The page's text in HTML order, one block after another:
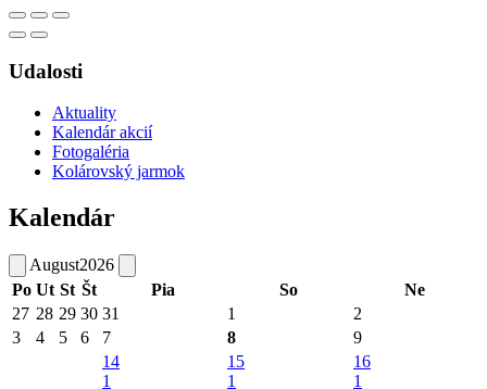
Udalosti
Aktuality
Kalendár akcií
Fotogaléria
Kolárovský jarmok
Kalendár
August2026
Po Ut St Št Pia So
Ne
27 28 29 30 31 1
2
3
4 5 6 7 8 9
14
1
15
1
16
1